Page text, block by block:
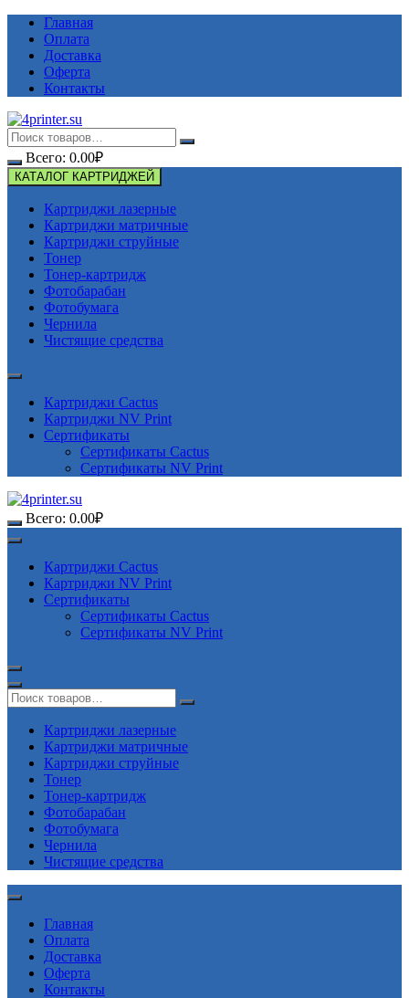
Перейти
содержимому
Главная
Оплата
Доставка
Оферта
Контакты
Всего: 0.00₽
КАТАЛОГ КАРТРИДЖЕЙ
Картриджи лазерные
Картриджи матричные
Картриджи струйные
Тонер
Тонер-картридж
Фотобарабан
Фотобумага
Чернила
Чистящие средства
Картриджи Cactus
Картриджи NV Print
Сертификаты
Сертификаты Cactus
Сертификаты NV Print
Всего: 0.00₽
Картриджи Cactus
Картриджи NV Print
Сертификаты
Сертификаты Cactus
Сертификаты NV Print
Картриджи лазерные
Картриджи матричные
Картриджи струйные
Тонер
Тонер-картридж
Фотобарабан
Фотобумага
Чернила
Чистящие средства
Главная
Оплата
Доставка
Оферта
Контакты